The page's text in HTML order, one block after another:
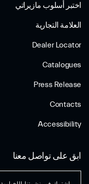
اختبر أسلوب مازیراتي
العلامة التجارية
Dealer Locator
Catalogues
Press Release
Contacts
Accessibility
ابق على تواصل معنا